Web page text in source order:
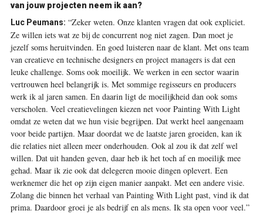
van jouw projecten neem ik aan?
Luc Peumans: “Zeker weten. Onze klanten vragen dat ook expliciet.
Ze willen iets wat ze bij de concurrent nog niet zagen. Dan moet je
jezelf soms heruitvinden. En goed luisteren naar de klant. Met ons team
van creatieve en technische designers en project managers is dat een
leuke challenge. Soms ook moeilijk. We werken in een sector waarin
vertrouwen heel belangrijk is. Met sommige regisseurs en producers
werk ik al jaren samen. En daarin ligt de moeilijkheid dan ook soms
verscholen. Veel creatievelingen kiezen net voor Painting With Light
omdat ze weten dat we hun visie begrijpen. Dat werkt heel aangenaam
voor beide partijen. Maar doordat we de laatste jaren groeiden, kan ik
die relaties niet alleen meer onderhouden. Ook al zou ik dat zelf wel
willen. Dat uit handen geven, daar heb ik het toch af en moeilijk mee
gehad. Maar ik zie ook dat delegeren mooie dingen oplevert. Een
werknemer die het op zijn eigen manier aanpakt. Met een andere visie.
Zolang die binnen het verhaal van Painting With Light past, vind ik dat
prima. Daardoor groei je als bedrijf en als mens. Ik sta open voor veel.”